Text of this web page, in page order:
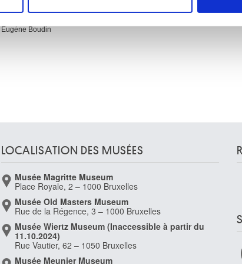
et d'analyse, qui peuvent combiner celles-ci
Eugène Boudin
LOCALISATION DES MUSÉES
Musée Magritte Museum
Place Royale, 2 – 1000 Bruxelles
Musée Old Masters Museum
Rue de la Régence, 3 – 1000 Bruxelles
Musée Wiertz Museum (Inaccessible à partir du
11.10.2024)
Rue Vautier, 62 – 1050 Bruxelles
Musée Meunier Museum